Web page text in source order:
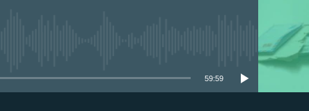
59:59